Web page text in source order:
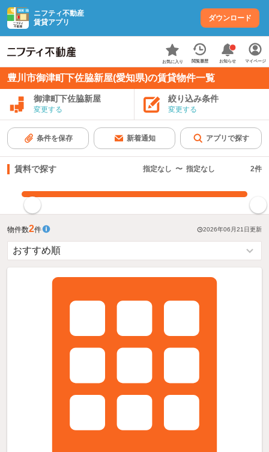
ニフティ不動産
賃貸アプリ
ダウンロード
お気に入り 閲覧履歴 お知らせ マイページ
豊川市御津町下佐脇新屋(愛知県)の賃貸物件一覧
御津町下佐脇新屋
変更する
絞り込み条件
変更する
条件を保存 新着通知 アプリで探す
賃料で探す 指定なし 〜 指定なし 2件
物件数2件 2026年06月21日更新